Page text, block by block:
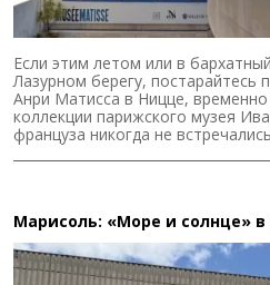
Если этим летом или в
Лазурном берегу, постарайтесь
Анри Матисса в Ницце,
коллекции парижского музея
француза никогда не
Марисоль: «Море и солнце» в